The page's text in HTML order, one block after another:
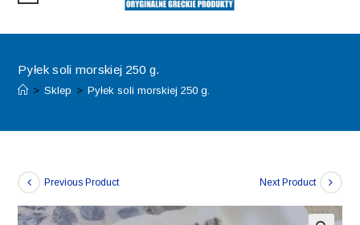
Pyłek soli morskiej 250 g.
> Sklep > Pyłek soli morskiej 250 g.
Previous Product Next Product